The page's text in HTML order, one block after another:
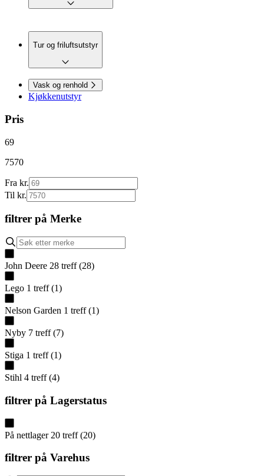
Tur og friluftsutstyr
Vask og renhold
Kjøkkenutstyr
Pris
69
7570
Fra kr.
Til kr.
filtrer på Merke
John Deere 28 treff (28)
Lego 1 treff (1)
Nelson Garden 1 treff (1)
Nyby 7 treff (7)
Stiga 1 treff (1)
Stihl 4 treff (4)
filtrer på Lagerstatus
På nettlager 20 treff (20)
filtrer på Varehus